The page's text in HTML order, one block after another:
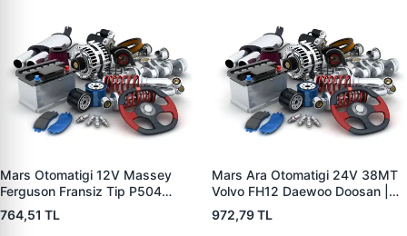
Mars Otomatigi 12V Massey
Ferguson Fransiz Tip P504
P505 Xxx | ZM 0560
764,51 TL
Mars Ara Otomatigi 24V 38MT
Volvo FH12 Daewoo Doosan |
ZM 4409 | OEM 10512097
972,79 TL